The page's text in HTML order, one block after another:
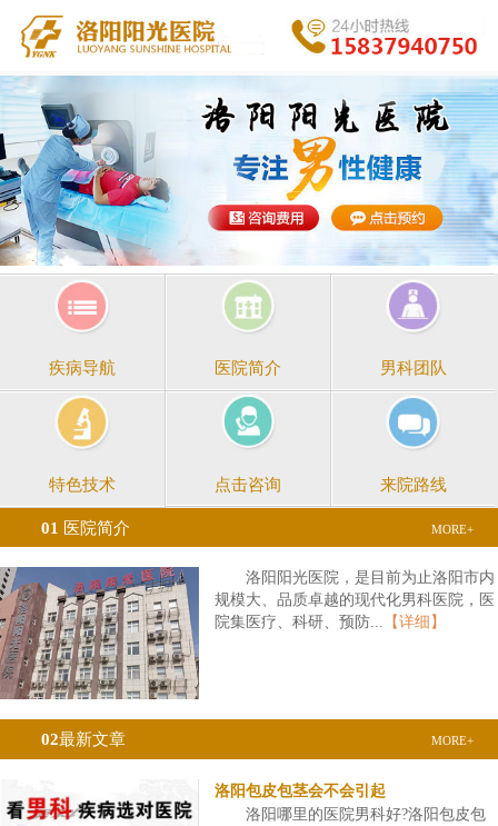
疾病导航 医院简介 男科团队
特色技术 点击咨询 来院路线
01 医院简介 MORE+
洛阳阳光医院，是目前为止洛阳市内
规模大、品质卓越的现代化男科医院，医
院集医疗、科研、预防...
【详细】
02最新文章 MORE+
洛阳包皮包茎会不会引起
洛阳哪里的医院男科好?洛阳包皮包